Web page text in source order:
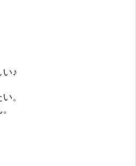
い♪
。